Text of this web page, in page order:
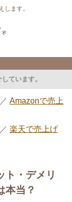
します。
ています。
Amazonで売上
楽天で売上げ
ト・デメリ
本当？